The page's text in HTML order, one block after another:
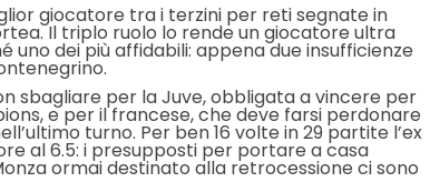
giocatore tra i terzini per reti segnate in
Il triplo ruolo lo rende un giocatore ultra
dei più affidabili: appena due insufficienze
sbagliare per la Juve, obbligata a vincere per
e per il francese, che deve farsi perdonare
turno. Per ben 16 volte in 29 partite l’ex
al 6.5: i presupposti per portare a casa
ormai destinato alla retrocessione ci sono